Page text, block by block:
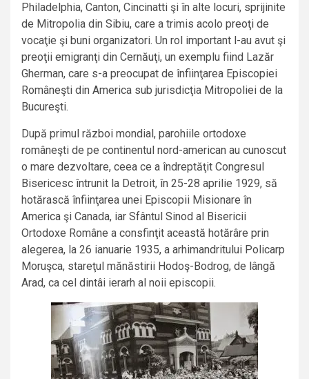
Philadelphia, Canton, Cincinatti şi în alte locuri, sprijinite
de Mitropolia din Sibiu, care a trimis acolo preoţi de
vocaţie şi buni organizatori. Un rol important l-au avut şi
preoţii emigranţi din Cernăuţi, un exemplu fiind Lazăr
Gherman, care s-a preocupat de înfiinţarea Episcopiei
Româneşti din America sub jurisdicţia Mitropoliei de la
Bucureşti.
După primul război mondial, parohiile ortodoxe
româneşti de pe continentul nord-american au cunoscut
o mare dezvoltare, ceea ce a îndreptăţit Congresul
Bisericesc întrunit la Detroit, în 25-28 aprilie 1929, să
hotărască înfiinţarea unei Episcopii Misionare în
America şi Canada, iar Sfântul Sinod al Bisericii
Ortodoxe Române a consfinţit această hotărâre prin
alegerea, la 26 ianuarie 1935, a arhimandritului Policarp
Moruşca, stareţul mănăstirii Hodoş-Bodrog, de lângă
Arad, ca cel dintâi ierarh al noii episcopii.